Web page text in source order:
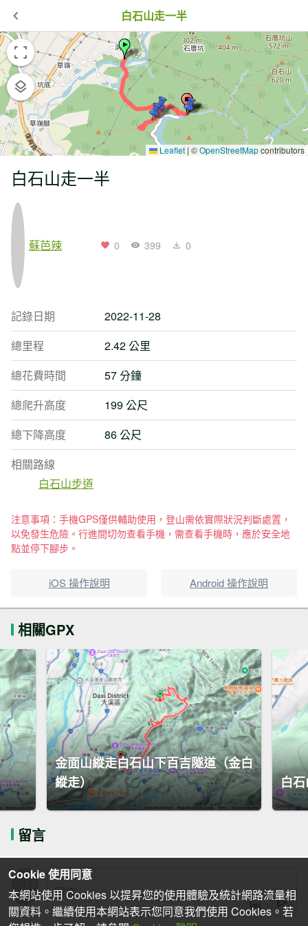
白石山走一半
Leaflet |©OpenStreetMapcontributors
白石山走一半
蘇芭辣 0 399 0
記錄日期
2022-11-28
總里程
2.42 公里
總花費時間
57 分鐘
總爬升高度
199 公尺
總下降高度
86 公尺
相關路線
白石山步道
注意事項：手機GPS僅供輔助使用，登山需依實際狀況判斷處置，
以免發生危險。行進間切勿查看手機，需查看手機時，應於安全地
點並停下腳步。
iOS 操作說明 Android 操作說明
相關GPX
金面山縱走白石山下百吉隧道（金白
縱走）
白
留言
Cookie 使用同意
本網站使用 Cookies 以提昇您的使用體驗及統計網路流量相
關資料。繼續使用本網站表示您同意我們使用 Cookies。若